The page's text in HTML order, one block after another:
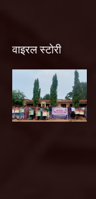
वाइरल स्टोरी